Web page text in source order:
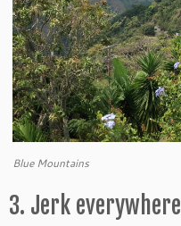
Blue Mountains
3. Jerk everywhere